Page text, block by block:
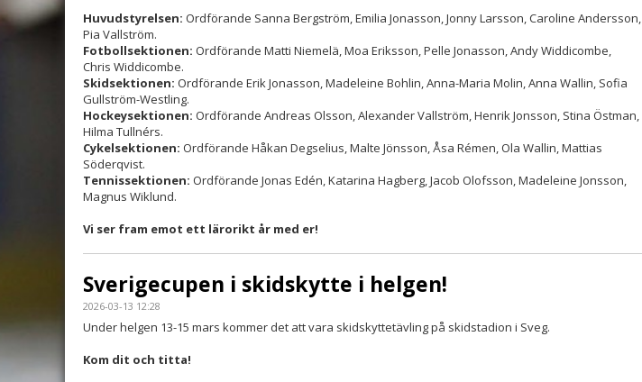
Huvudstyrelsen: Ordförande Sanna Bergström, Emilia Jonasson, Jonny Larsson, Caroline Andersson,
Pia Vallström.
Fotbollsektionen: Ordförande Matti Niemelä, Moa Eriksson, Pelle Jonasson, Andy Widdicombe,
Chris Widdicombe.
Skidsektionen: Ordförande Erik Jonasson, Madeleine Bohlin, Anna-Maria Molin, Anna Wallin, Sofia
Gullström-Westling.
Hockeysektionen: Ordförande Andreas Olsson, Alexander Vallström, Henrik Jonsson, Stina Östman,
Hilma Tullnérs.
Cykelsektionen: Ordförande Håkan Degselius, Malte Jönsson, Åsa Rémen, Ola Wallin, Mattias
Söderqvist.
Tennissektionen: Ordförande Jonas Edén, Katarina Hagberg, Jacob Olofsson, Madeleine Jonsson,
Magnus Wiklund.
Vi ser fram emot ett lärorikt år med er!
Sverigecupen i skidskytte i helgen!
2026-03-13 12:28
Under helgen 13-15 mars kommer det att vara skidskyttetävling på skidstadion i Sveg.
Kom dit och titta!